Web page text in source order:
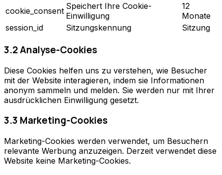
cookie_consent Speichert Ihre Cookie-
Einwilligung
12
Monate
session_id
Sitzungskennung Sitzung
3.2 Analyse-Cookies
Diese Cookies helfen uns zu verstehen, wie Besucher
mit der Website interagieren, indem sie Informationen
anonym sammeln und melden. Sie werden nur mit Ihrer
ausdrücklichen Einwilligung gesetzt.
3.3 Marketing-Cookies
Marketing-Cookies werden verwendet, um Besuchern
relevante Werbung anzuzeigen. Derzeit verwendet diese
Website keine Marketing-Cookies.